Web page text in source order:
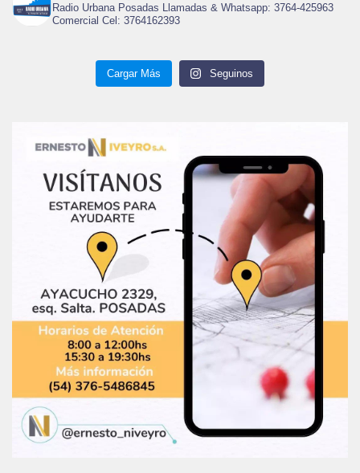
Radio Urbana Posadas Llamadas & Whatsapp: 3764-425963
Comercial Cel: 3764162393
Cargar Más Seguinos